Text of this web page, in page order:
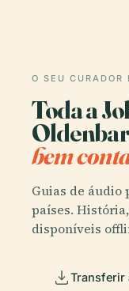
O SEU CURADOR
Toda a
bem
Guias de áudio
países.
disponíveis
Transferir